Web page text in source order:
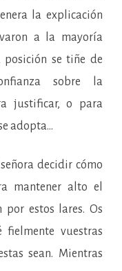
la explicación
a la mayoría
se tiñe de
sobre la
justificar, o para
adopta…
decidir cómo
mantener alto el
estos lares. Os
vuestras
sean. Mientras